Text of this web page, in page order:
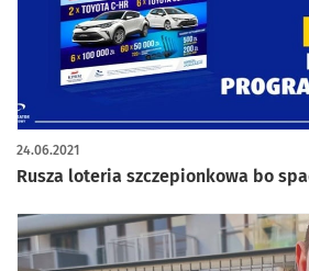
Rusza loteria szczepionkowa bo
24.06.2021